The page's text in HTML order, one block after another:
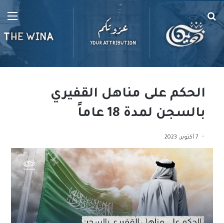
بحث
عن
الحكم على مناهل القفيري
بالسجن لمدة 18 عاماً
7 أكتوبر، 2023